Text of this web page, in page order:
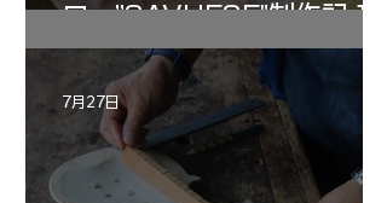
ロ ”SAVUESE"制作記１2
7月27日